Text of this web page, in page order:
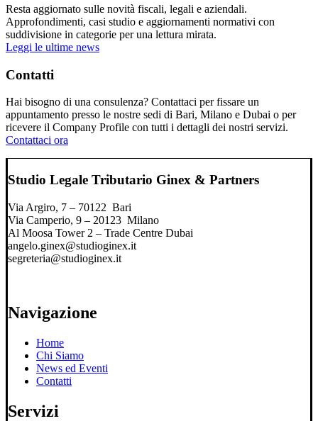
Resta aggiornato sulle novità fiscali, legali e aziendali.
Approfondimenti, casi studio e aggiornamenti normativi con
suddivisione in categorie per una lettura mirata.
Leggi le ultime news
Contatti
Hai bisogno di una consulenza? Contattaci per fissare un
appuntamento presso le nostre sedi di Bari, Milano e Dubai o per
ricevere il Company Profile con tutti i dettagli dei nostri servizi.
Contattaci ora
Studio Legale Tributario Ginex & Partners
Via Argiro, 7 – 70122 Bari
Via Camperio, 9 – 20123 Milano
Al Moosa Tower 2 – Trade Centre Dubai
angelo.ginex@studioginex.it
segreteria@studioginex.it
Navigazione
Home
Chi Siamo
News ed Eventi
Contatti
Servizi